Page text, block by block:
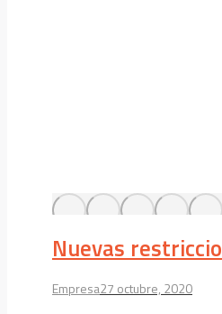
Nuevas
Empresa27 octubre, 2020